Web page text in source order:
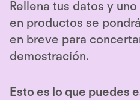
Rellena tus datos y
en productos se
en breve para
demostración.
Esto es lo que puedes